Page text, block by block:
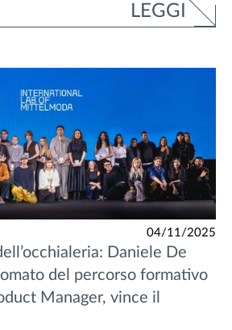
LEGGI
04/11/2025
Daniele De
del percorso formativo
Manager, vince il